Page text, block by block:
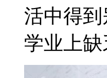
活中得
学业上